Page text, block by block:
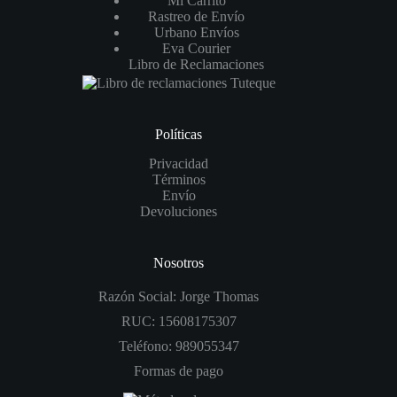
Rastreo de Envío
Urbano Envíos
Eva Courier
Libro de Reclamaciones
Políticas
Privacidad
Términos
Envío
Devoluciones
Nosotros
Razón Social: Jorge Thomas
RUC: 15608175307
Teléfono: 989055347
Formas de pago